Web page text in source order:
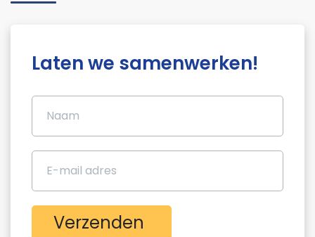
Laten we samenwerken!
Verzenden